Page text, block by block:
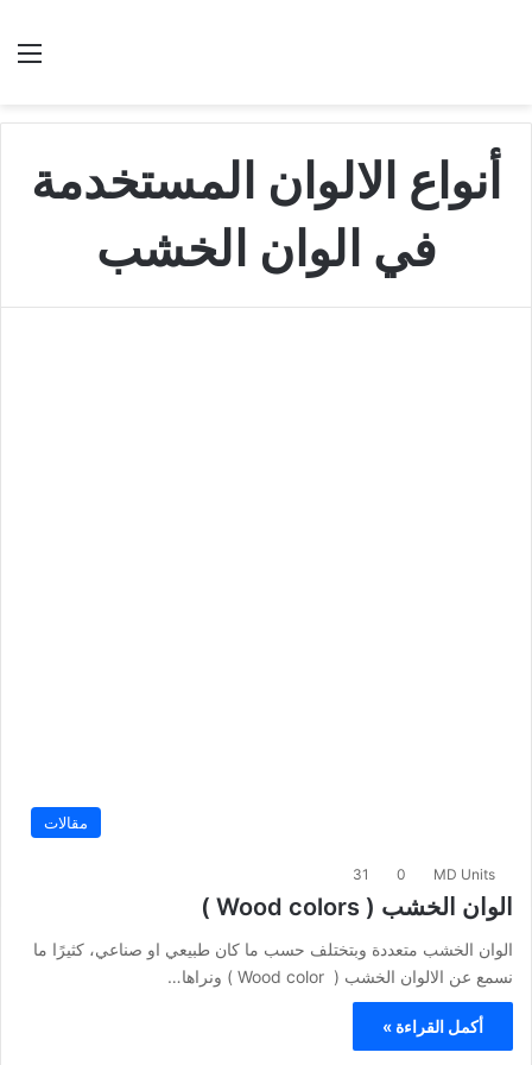
أنواع الالوان المستخدمة
في الوان الخشب
مقالات
MD Units
0
31
الوان الخشب ( Wood colors )
الوان الخشب متعددة وبتختلف حسب ما كان طبيعي او صناعي، كثيرًا ما
نسمع عن الالوان الخشب ( Wood color ) ونراها…
أكمل القراءة »